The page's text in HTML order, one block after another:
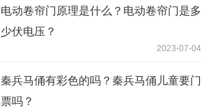
电动卷帘门原理是什么？电动卷帘门是多
少伏电压？
2023-07-04
秦兵马俑有彩色的吗？秦兵马俑儿童要门
票吗？